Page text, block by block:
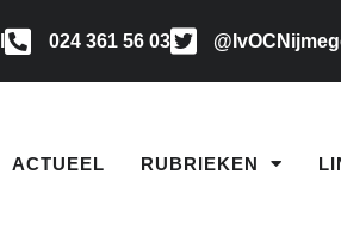
024 361 56 03
ACTUEEL RUBRIEKEN